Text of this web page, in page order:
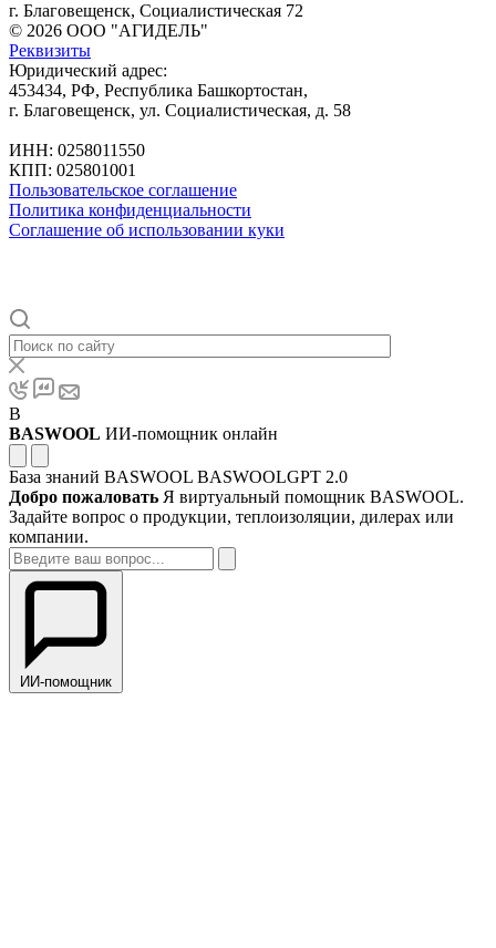
г. Благовещенск, Социалистическая 72
© 2026 ООО "АГИДЕЛЬ"
Реквизиты
Юридический адрес:
453434, РФ, Республика Башкортостан,
г. Благовещенск, ул. Социалистическая, д. 58
ИНН: 0258011550
КПП: 025801001
Пользовательское соглашение
Политика конфиденциальности
Соглашение об использовании куки
B
BASWOOL ИИ-помощник онлайн
База знаний BASWOOL BASWOOLGPT 2.0
Добро пожаловать Я виртуальный помощник BASWOOL.
Задайте вопрос о продукции, теплоизоляции, дилерах или
компании.
ИИ-помощник